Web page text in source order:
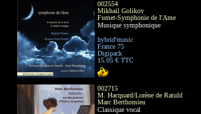
002554
Mikhail Golikov
Fumet-Symphonie de l'Ame
Musique symphonique
hybrid'music
France 75
Digipack
15.05 € TTC
002715
M. Hacquard/Lorène de Ratuld
Marc Berthomieu
Classique vocal